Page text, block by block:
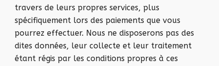
travers de leurs propres services, plus
spécifiquement lors des paiements que vous
pourrez effectuer. Nous ne disposerons pas des
dites données, leur collecte et leur traitement
étant régis par les conditions propres à ces